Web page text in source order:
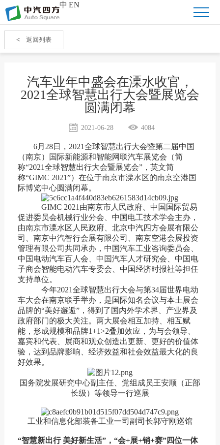
中|EN
< 返回列表
汽车业年中盛会在溧水收官，
2021全球智慧出行大会暨展览会
圆满闭幕
2021-06-28 4084
6月28日， 2021全球智慧出行大会暨第二届中国
（南京）国际新能源和智能网联汽车展览会（简
称“2021全球智慧出行大会暨展览会”，英文简
称“GIMC 2021”） 在位于南京市溧水区的南京空港国
际博览中心圆满闭幕。
GIMC 2021 由南京市人民政府、中国国际贸易
促进委员会机械行业分会、中国电工技术学会主办，
由南京市溧水区人民政府、北京中汽四方会展有限公
司、南京中汽智行会展有限公司、南京空港会展投资
管理有限公司共同承办，中国汽车工业咨询委员会、
中国电动汽车百人会、中国汽车人才研究会、中国电
子商会智能电动汽车专委会、中国经济时报社等担任
支持单位。
今年2021全球智慧出行大会与第34届世界电动
车大会在南京联手举办，是国际知名会议与本土展会
品牌的“美好邂逅”，得到了国内外学术界、产业界及
政府部门的极大关注。两大展会相互加持、相互赋
能，形成规模和品牌1+1>2叠加效应，为与会领导、
嘉宾和代表、展商和观众创造出更新、更好的价值体
验，达到品牌影响、经济效益和社会效益最大化的良
好效果。
国务院发展研究中心副主任、党组成员王安顺（正部
长级）等领导一行巡展
工业和信息化部装备工业一司副司长郭守刚巡馆
“智慧新出行 美好新生活”，“会+展+销+赛”四位一体